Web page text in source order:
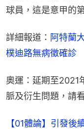
球員，這是意甲的
詳細報道： 阿特蘭
樸迪路無病徵確診
奧運：延期至2021
脈及衍生問題，請
【01體論】引發